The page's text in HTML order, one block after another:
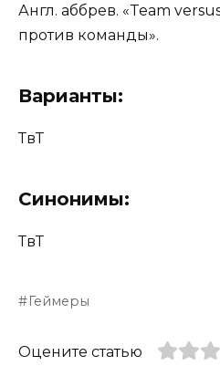
Англ. аббрев. «Team
против команды».
Варианты:
ТвТ
Синонимы:
ТвТ
Геймеры
Оцените статью